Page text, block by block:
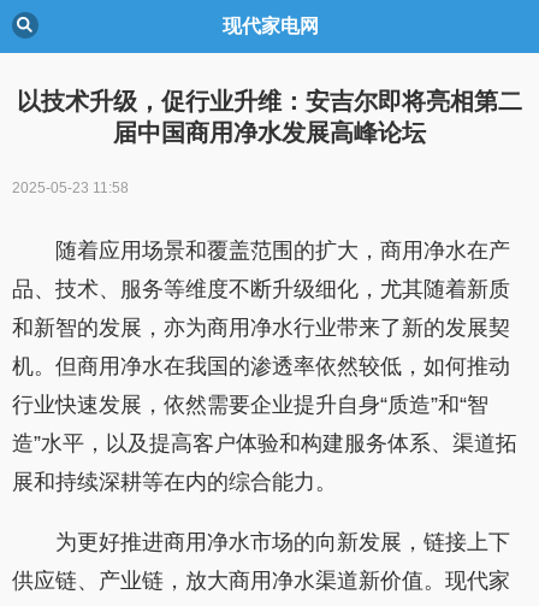
现代家电网
以技术升级，促行业升维：安吉尔即将亮相第二
届中国商用净水发展高峰论坛
2025-05-23 11:58
随着应用场景和覆盖范围的扩大，商用净水在产
品、技术、服务等维度不断升级细化，尤其随着新质
和新智的发展，亦为商用净水行业带来了新的发展契
机。但商用净水在我国的渗透率依然较低，如何推动
行业快速发展，依然需要企业提升自身“质造”和“智
造”水平，以及提高客户体验和构建服务体系、渠道拓
展和持续深耕等在内的综合能力。
为更好推进商用净水市场的向新发展，链接上下
供应链、产业链，放大商用净水渠道新价值。现代家